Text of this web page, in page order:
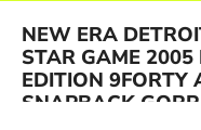
NEW ERA
STAR GAME 2005
EDITION 9FORTY
SNAPBACK
Omitir galería de imágenes